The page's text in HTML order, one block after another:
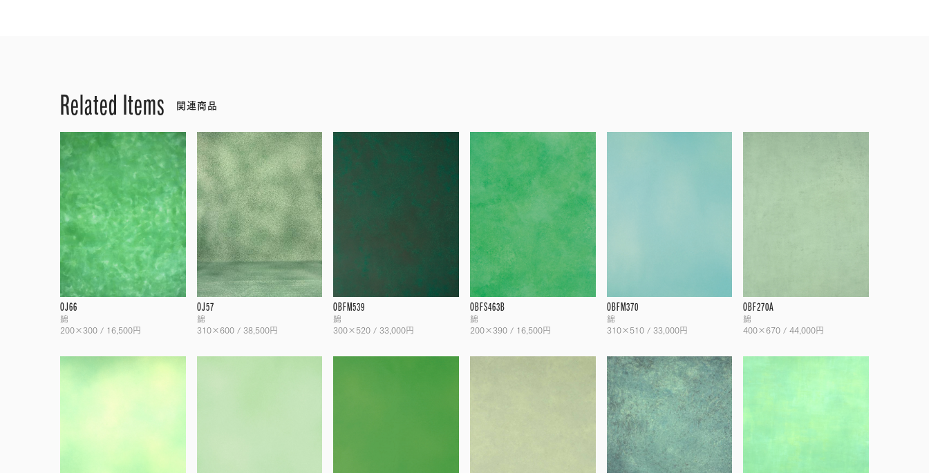
Related Items 関連商品
OJ66
綿
200×300 / 16,500円
OJ57
綿
310×600 / 38,500円
OBFM539
綿
300×520 / 33,000円
OBFS463B
綿
200×390 / 16,500円
OBFM370
綿
310×510 / 33,000円
OBF270A
綿
400×670 / 44,000円